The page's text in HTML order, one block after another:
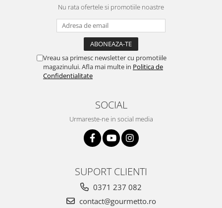
Nu rata ofertele si promotiile noastre
Vreau sa primesc newsletter cu promotiile
magazinului. Afla mai multe in Politica de
Confidentialitate
SOCIAL
Urmareste-ne in social media
SUPORT CLIENTI
0371 237 082
contact@gourmetto.ro